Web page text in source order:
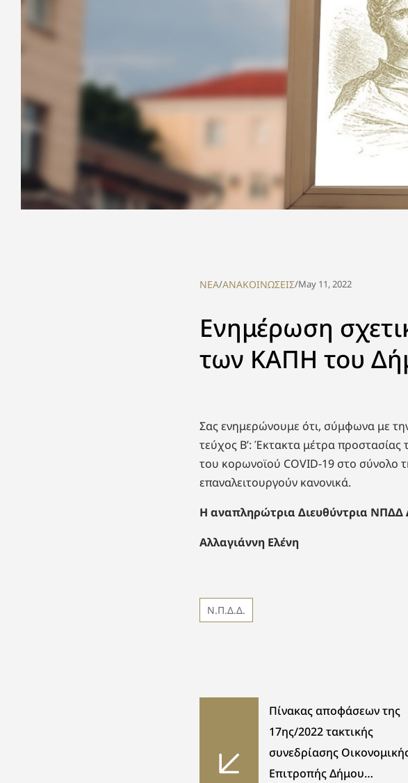
NEA/ΑΝΑΚΟΙΝΩΣΕΙΣ/May 11, 2022
Ενημέρωση
των ΚΑΠΗ του
Σας ενημερώνουμε ότι, σύμφωνα με
τεύχος Β’: Έκτακτα μέτρα προστασίας
του κορωνοϊού COVID-19 στο σύνολο
επαναλειτουργούν κανονικά.
Η αναπληρώτρια Διευθύντρια ΝΠΔΔ
Αλλαγιάννη Ελένη
Ν.Π.Δ.Δ.
Πίνακας αποφάσεων της
17ης/2022 τακτικής
συνεδρίασης
Επιτροπής Δήμου